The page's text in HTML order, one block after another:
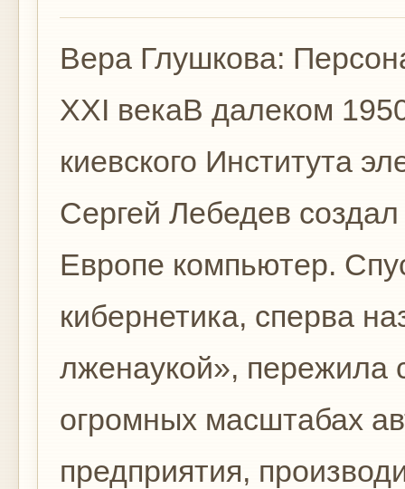
Вера Глушкова:
XXІ векаВ далеком
киевского Института
Сергей Лебедев
Европе компьютер.
кибернетика, сперва
лженаукой», пережила
огромных масштабах
предприятия,